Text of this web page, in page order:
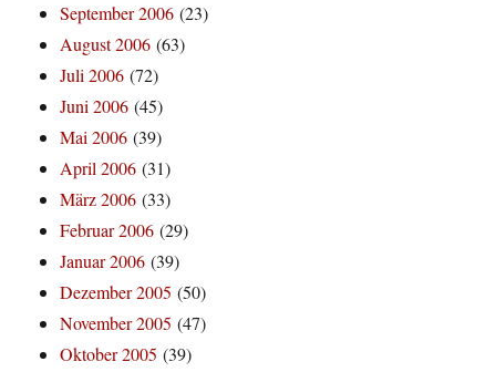
September 2006 (23)
August 2006 (63)
Juli 2006 (72)
Juni 2006 (45)
Mai 2006 (39)
April 2006 (31)
März 2006 (33)
Februar 2006 (29)
Januar 2006 (39)
Dezember 2005 (50)
November 2005 (47)
Oktober 2005 (39)